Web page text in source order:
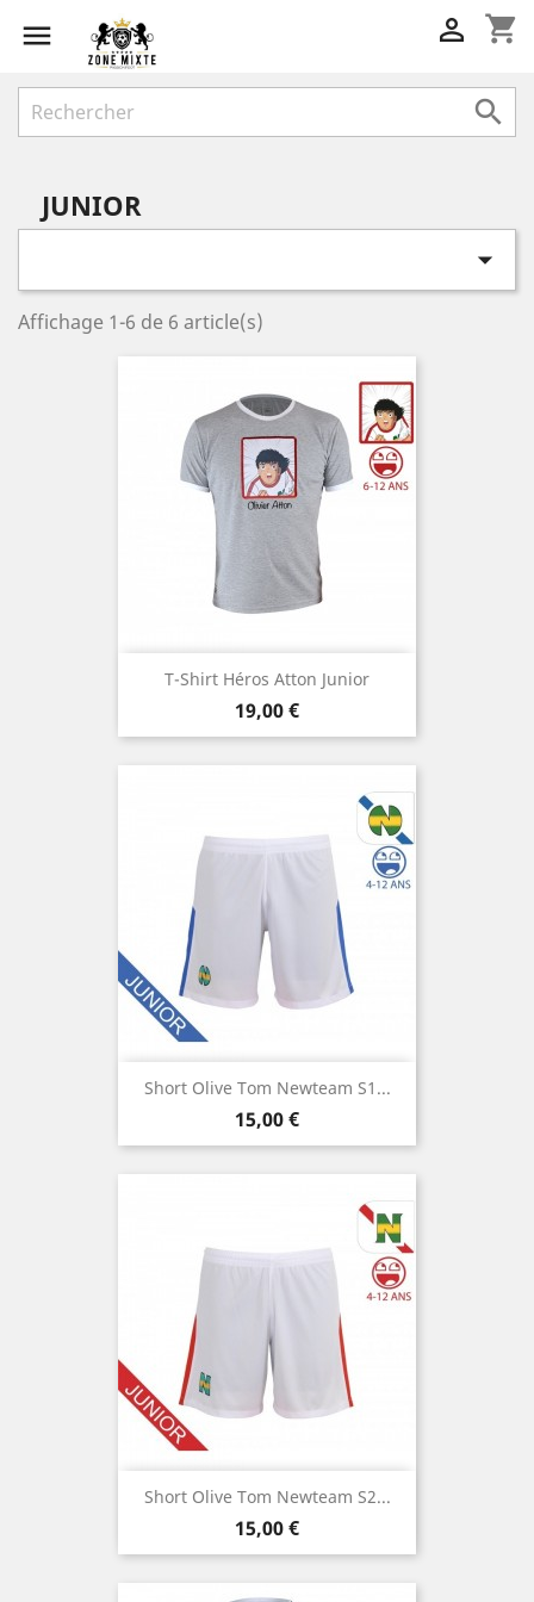
 shopping_cart


JUNIOR

Affichage 1-6 de 6 article(s)
T-Shirt Héros Atton Junior
Prix
19,00 €
Short Olive Tom Newteam S1...
Prix
15,00 €
Short Olive Tom Newteam S2...
Prix
15,00 €